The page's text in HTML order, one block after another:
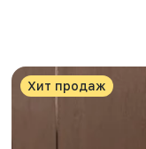
Хит продаж